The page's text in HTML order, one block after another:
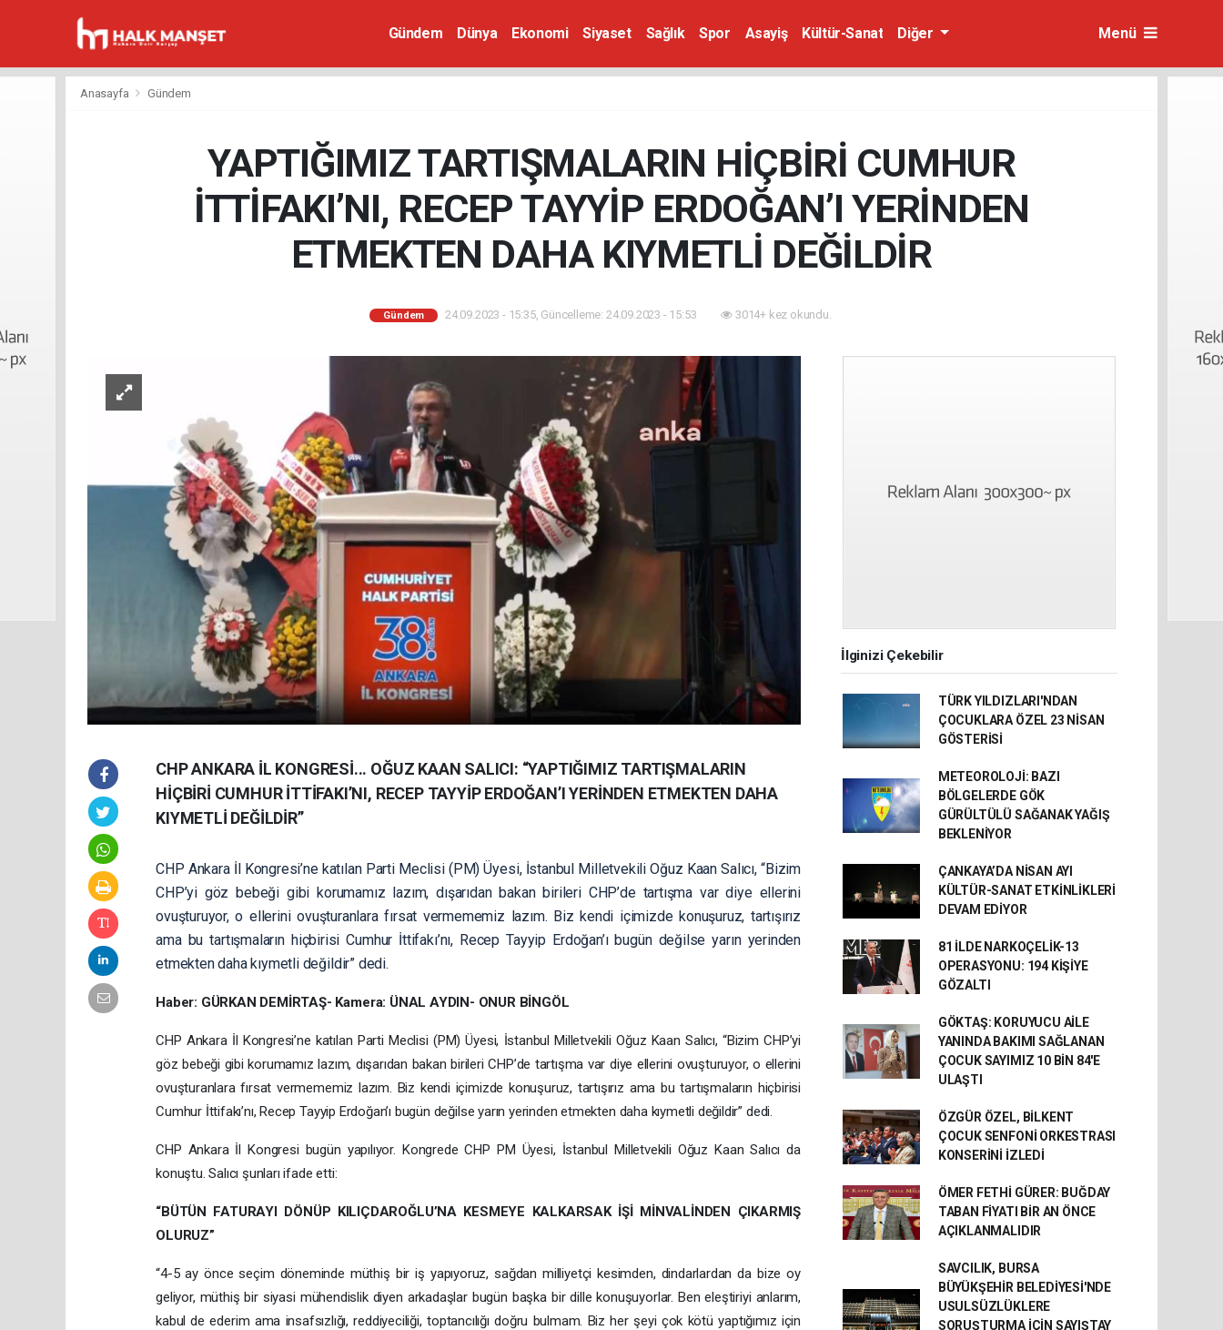
Gündem Dünya Ekonomi Siyaset Sağlık Spor Asayiş Kültür-Sanat Diğer Menü
Anasayfa Gündem
YAPTIĞIMIZ TARTIŞMALARIN HİÇBİRİ CUMHUR
İTTİFAKI’NI, RECEP TAYYİP ERDOĞAN’I YERİNDEN
ETMEKTEN DAHA KIYMETLİ DEĞİLDİR
Gündem 24.09.2023 - 15:35, Güncelleme: 24.09.2023 - 15:53 3014+ kez okundu.
CHP ANKARA İL KONGRESİ... OĞUZ KAAN SALICI: “YAPTIĞIMIZ TARTIŞMALARIN
HİÇBİRİ CUMHUR İTTİFAKI’NI, RECEP TAYYİP ERDOĞAN’I YERİNDEN ETMEKTEN DAHA
KIYMETLİ DEĞİLDİR”
CHP Ankara İl Kongresi’ne katılan Parti Meclisi (PM) Üyesi, İstanbul Milletvekili Oğuz Kaan Salıcı, “Bizim
CHP’yi göz bebeği gibi korumamız lazım, dışarıdan bakan birileri CHP’de tartışma var diye ellerini
ovuşturuyor, o ellerini ovuşturanlara fırsat vermememiz lazım. Biz kendi içimizde konuşuruz, tartışırız
ama bu tartışmaların hiçbirisi Cumhur İttifakı’nı, Recep Tayyip Erdoğan’ı bugün değilse yarın yerinden
etmekten daha kıymetli değildir” dedi.
Haber: GÜRKAN DEMİRTAŞ- Kamera: ÜNAL AYDIN- ONUR BİNGÖL
CHP Ankara İl Kongresi’ne katılan Parti Meclisi (PM) Üyesi, İstanbul Milletvekili Oğuz Kaan Salıcı, “Bizim CHP’yi
göz bebeği gibi korumamız lazım, dışarıdan bakan birileri CHP’de tartışma var diye ellerini ovuşturuyor, o ellerini
ovuşturanlara fırsat vermememiz lazım. Biz kendi içimizde konuşuruz, tartışırız ama bu tartışmaların hiçbirisi
Cumhur İttifakı’nı, Recep Tayyip Erdoğan’ı bugün değilse yarın yerinden etmekten daha kıymetli değildir” dedi.
CHP Ankara İl Kongresi bugün yapılıyor. Kongrede CHP PM Üyesi, İstanbul Milletvekili Oğuz Kaan Salıcı da
konuştu. Salıcı şunları ifade etti:
“BÜTÜN FATURAYI DÖNÜP KILIÇDAROĞLU’NA KESMEYE KALKARSAK İŞİ MİNVALİNDEN ÇIKARMIŞ
OLURUZ”
“4-5 ay önce seçim döneminde müthiş bir iş yapıyoruz, sağdan milliyetçi kesimden, dindarlardan da bize oy
geliyor, müthiş bir siyasi mühendislik diyen arkadaşlar bugün başka bir dille konuşuyorlar. Ben eleştiriyi anlarım,
kabul de ederim ama insafsızlığı, reddiyeciliği, toptancılığı doğru bulmam. Biz her şeyi çok kötü yaptığımız için
İlginizi Çekebilir
TÜRK YILDIZLARI'NDAN
ÇOCUKLARA ÖZEL 23 NİSAN
GÖSTERİSİ
METEOROLOJİ: BAZI
BÖLGELERDE GÖK
GÜRÜLTÜLÜ SAĞANAK YAĞIŞ
BEKLENİYOR
ÇANKAYA’DA NİSAN AYI
KÜLTÜR-SANAT ETKİNLİKLERİ
DEVAM EDİYOR
81 İLDE NARKOÇELİK-13
OPERASYONU: 194 KİŞİYE
GÖZALTI
GÖKTAŞ: KORUYUCU AİLE
YANINDA BAKIMI SAĞLANAN
ÇOCUK SAYIMIZ 10 BİN 84'E
ULAŞTI
ÖZGÜR ÖZEL, BİLKENT
ÇOCUK SENFONİ ORKESTRASI
KONSERİNİ İZLEDİ
ÖMER FETHİ GÜRER: BUĞDAY
TABAN FİYATI BİR AN ÖNCE
AÇIKLANMALIDIR
SAVCILIK, BURSA
BÜYÜKŞEHİR BELEDİYESİ'NDE
USULSÜZLÜKLERE
SORUŞTURMA İÇİN SAYIŞTAY